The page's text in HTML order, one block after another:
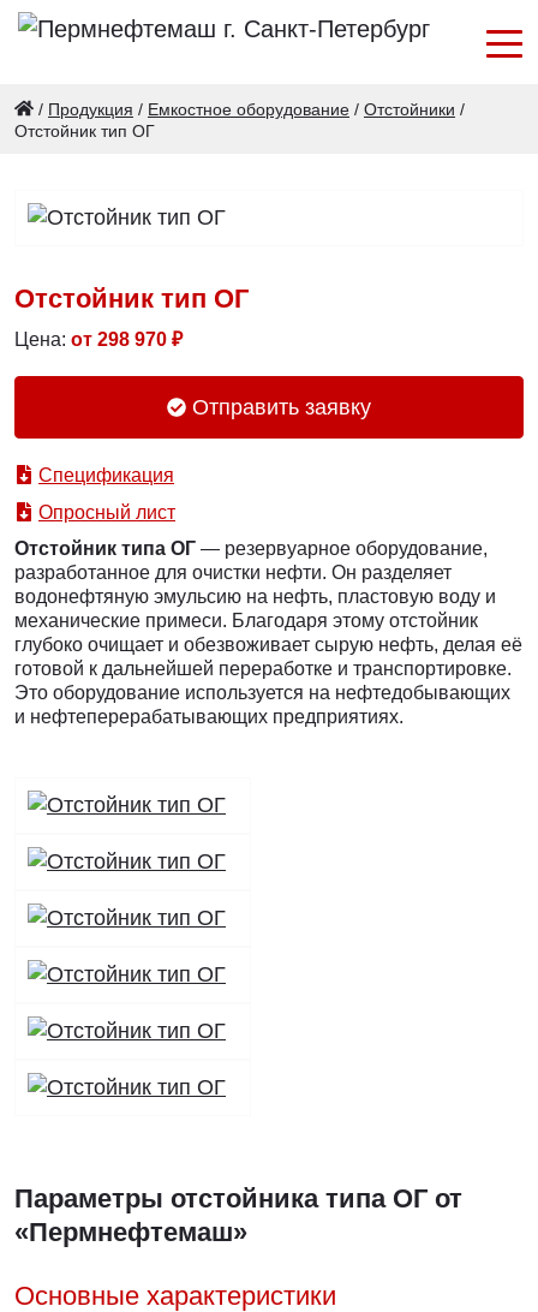
/ Продукция / Емкостное оборудование / Отстойники /
Отстойник тип ОГ
Отстойник тип ОГ
Цена: от 298 970 ₽
Отправить заявку
Спецификация
Опросный лист
Отстойник типа ОГ — резервуарное оборудование,
разработанное для очистки нефти. Он разделяет
водонефтяную эмульсию на нефть, пластовую воду и
механические примеси. Благодаря этому отстойник
глубоко очищает и обезвоживает сырую нефть, делая её
готовой к дальнейшей переработке и транспортировке.
Это оборудование используется на нефтедобывающих
и нефтеперерабатывающих предприятиях.
Параметры отстойника типа ОГ от
«Пермнефтемаш»
Основные характеристики